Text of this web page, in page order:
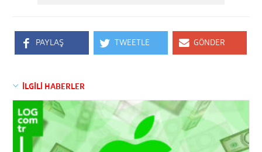
PAYLAŞ TWEETLE GÖNDER
İLGİLİ HABERLER